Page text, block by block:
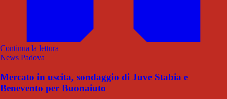
Continua la lettura
News Padova
Mercato in uscita, sondaggio di Juve Stabia e
Benevento per Buonaiuto